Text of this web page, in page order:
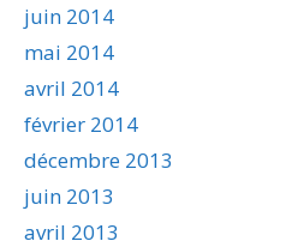
juin 2014
mai 2014
avril 2014
février 2014
décembre 2013
juin 2013
avril 2013